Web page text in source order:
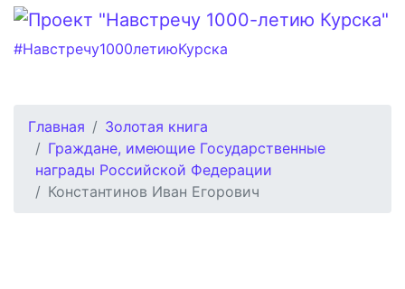
#Навстречу1000летиюКурска
Главная
Золотая книга
Граждане, имеющие Государственные
награды Российской Федерации
Константинов Иван Егорович